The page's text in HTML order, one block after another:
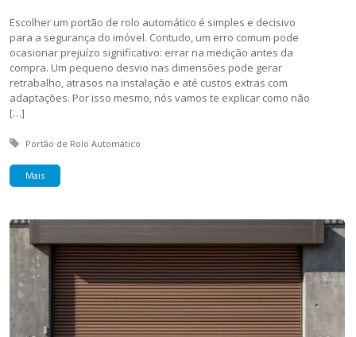
Escolher um portão de rolo automático é simples e decisivo
para a segurança do imóvel. Contudo, um erro comum pode
ocasionar prejuízo significativo: errar na medição antes da
compra. Um pequeno desvio nas dimensões pode gerar
retrabalho, atrasos na instalação e até custos extras com
adaptações. Por isso mesmo, nós vamos te explicar como não
[…]
Tagged with:
Portão de Rolo Automático
Mais